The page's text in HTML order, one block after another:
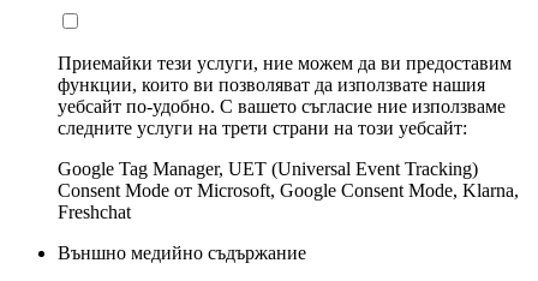
Приемайки тези услуги, ние можем да ви предоставим
функции, които ви позволяват да използвате нашия
уебсайт по-удобно. С вашето съгласие ние използваме
следните услуги на трети страни на този уебсайт:
Google Tag Manager, UET (Universal Event Tracking)
Consent Mode от Microsoft, Google Consent Mode, Klarna,
Freshchat
Външно медийно съдържание